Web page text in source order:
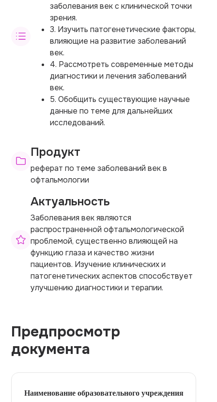
заболевания век с клинической точки
зрения.
3. Изучить патогенетические факторы,
влияющие на развитие заболеваний
век.
4. Рассмотреть современные методы
диагностики и лечения заболеваний
век.
5. Обобщить существующие научные
данные по теме для дальнейших
исследований.
Продукт
реферат по теме заболеваний век в
офтальмологии
Актуальность
Заболевания век являются
распространенной офтальмологической
проблемой, существенно влияющей на
функцию глаза и качество жизни
пациентов. Изучение клинических и
патогенетических аспектов способствует
улучшению диагностики и терапии.
Предпросмотр
документа
Наименование образовательного учреждения